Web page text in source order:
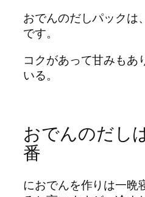
おでんのだしパックは
です。
コクがあって甘みもあ
いる。
おでんのだし
番
におでんを作りは一晩